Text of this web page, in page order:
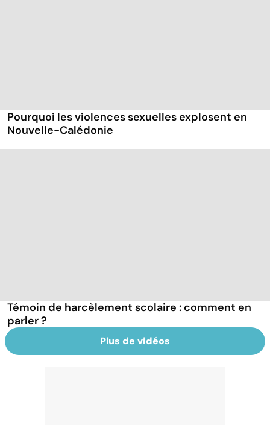
Pourquoi les violences sexuelles explosent en
Nouvelle-Calédonie
Témoin de harcèlement scolaire : comment en
parler ?
Plus de vidéos